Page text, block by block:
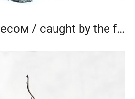
пойманный лесом / caught by the forest_2023